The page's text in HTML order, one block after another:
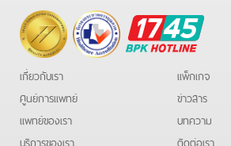
BPK
Hotline
เกี่ยวกับเรา
ศูนย์การแพทย์
แพทย์ของเรา
บริการของเรา
แพ็กเกจ
ข่าวสาร
บทความ
ติดต่อเรา